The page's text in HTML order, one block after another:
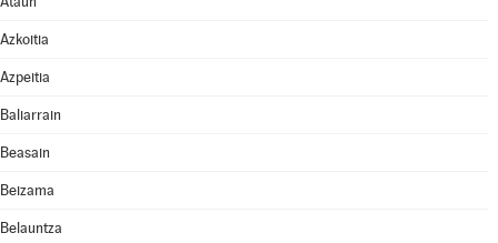
Azkoitia
Azpeitia
Baliarrain
Beasain
Beizama
Belauntza